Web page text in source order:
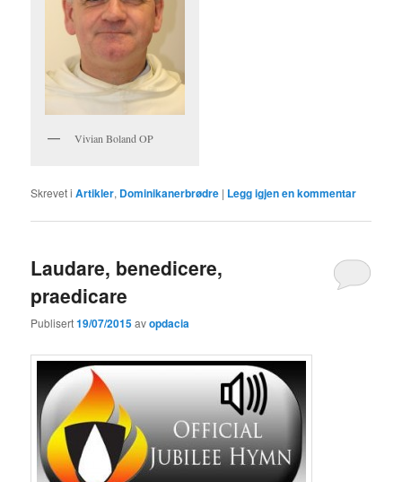
Vivian Boland OP
Skrevet i Artikler, Dominikanerbrødre | Legg igjen en kommentar
Laudare, benedicere,
praedicare
Publisert19/07/2015avopdacia